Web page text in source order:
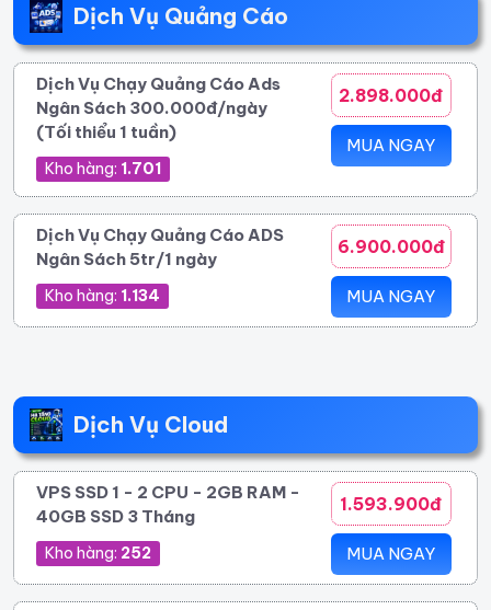
Dịch Vụ Quảng Cáo
Dịch Vụ Chạy Quảng Cáo Ads
Ngân Sách 300.000đ/ngày
(Tối thiểu 1 tuần)
Kho hàng: 1.701
2.898.000đ
MUA NGAY
Dịch Vụ Chạy Quảng Cáo ADS
Ngân Sách 5tr/1 ngày
Kho hàng: 1.134
6.900.000đ
MUA NGAY
Dịch Vụ Cloud
VPS SSD 1 - 2 CPU - 2GB RAM -
40GB SSD 3 Tháng
Kho hàng: 252
1.593.900đ
MUA NGAY